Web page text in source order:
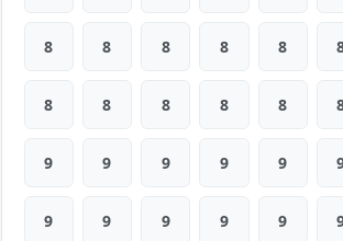
8 8 8 8 8
8 8 8 8 8
9 9 9 9 9
9 9 9 9 9